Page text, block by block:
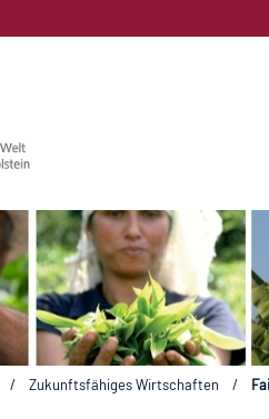
/ Zukunftsfähiges Wirtschaften /